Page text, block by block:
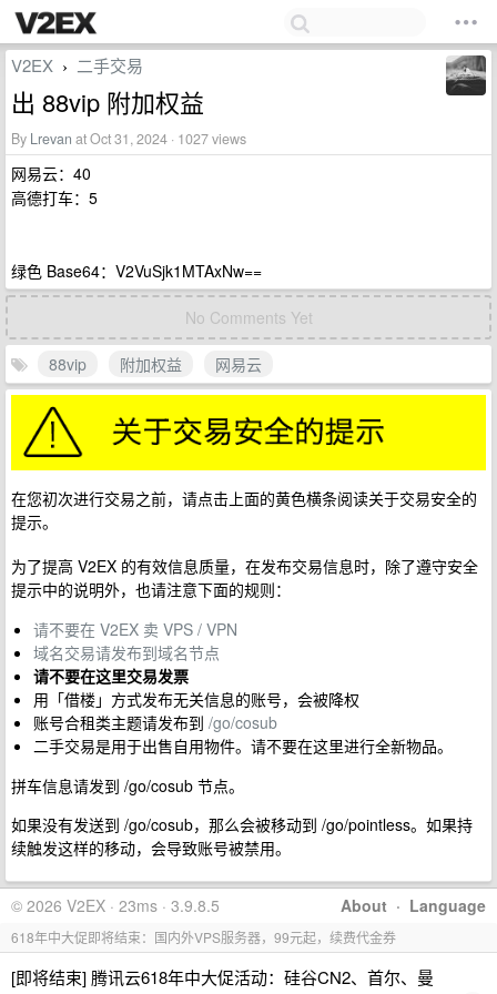
V2EX › 二手交易
出 88vip 附加权益
By Lrevan at Oct 31, 2024 · 1027 views
网易云：40
高德打车：5
绿色 Base64：V2VuSjk1MTAxNw==
No Comments Yet
88vip 附加权益 网易云
在您初次进行交易之前，请点击上面的黄色横条阅读关于交易安全的
提示。
为了提高 V2EX 的有效信息质量，在发布交易信息时，除了遵守安全
提示中的说明外，也请注意下面的规则：
请不要在 V2EX 卖 VPS / VPN
域名交易请发布到域名节点
请不要在这里交易发票
用「借楼」方式发布无关信息的账号，会被降权
账号合租类主题请发布到 /go/cosub
二手交易是用于出售自用物件。请不要在这里进行全新物品。
拼车信息请发到 /go/cosub 节点。
如果没有发送到 /go/cosub，那么会被移动到 /go/pointless。如果持
续触发这样的移动，会导致账号被禁用。
About · Language
© 2026 V2EX · 23ms · 3.9.8.5
618年中大促即将结束：国内外VPS服务器，99元起，续费代金券
[即将结束] 腾讯云618年中大促活动：硅谷CN2、首尔、曼